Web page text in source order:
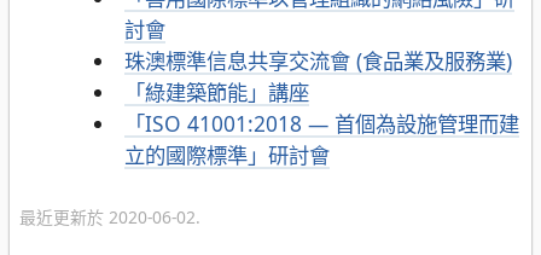
討會
珠澳標準信息共享交流會 (食品業及服務業)
「綠建築節能」講座
「ISO 41001:2018 — 首個為設施管理而建
立的國際標準」研討會
最近更新於 2020-06-02.